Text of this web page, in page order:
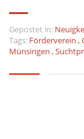
Gepostet in:
Tags: Förderverein ,
Münsingen ,